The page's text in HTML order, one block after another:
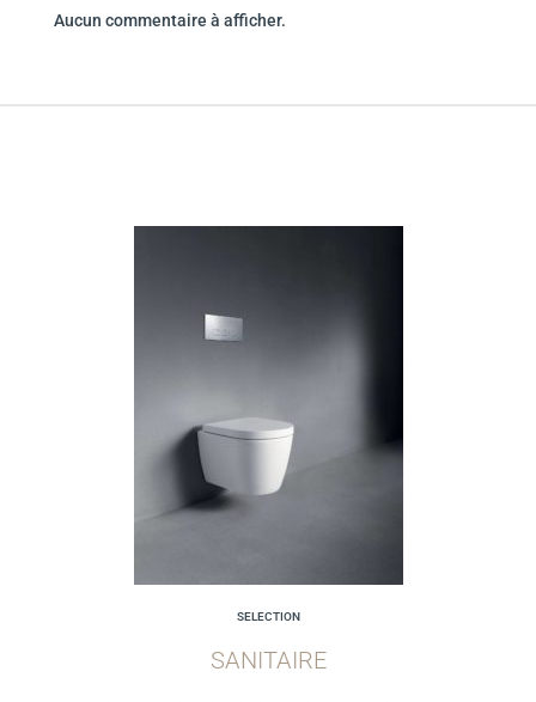
Aucun commentaire à afficher.
SELECTION
SANITAIRE